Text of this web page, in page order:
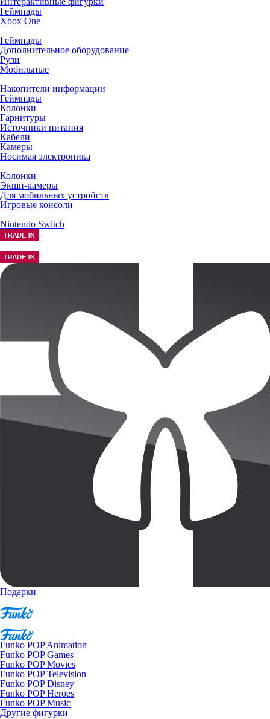
Геймпады
Xbox One
Геймпады
Дополнительное оборудование
Рули
Мобильные
Накопители информации
Геймпады
Колонки
Гарнитуры
Источники питания
Кабели
Камеры
Носимая электроника
Колонки
Экшн-камеры
Для мобильных устройств
Игровые консоли
Nintendo Switch
Подарки
Funko POP Animation
Funko POP Games
Funko POP Movies
Funko POP Television
Funko POP Disney
Funko POP Heroes
Funko POP Music
Другие фигурки